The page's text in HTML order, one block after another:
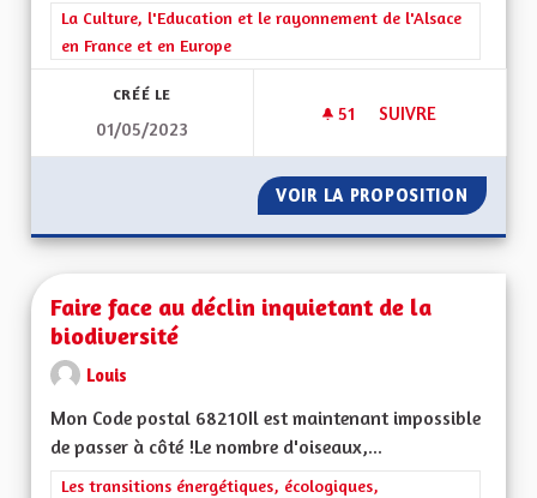
Filtrer les résultats de la catégorie : La Culture, l'Education et
La Culture, l'Education et le rayonnement de l'Alsace
en France et en Europe
CRÉÉ LE
01/05/2023
51 51 ABONNÉS
SUIVRE
VOIR LA PROPOSITION FAIRE
Faire face au déclin inquietant de la
biodiversité
Louis
Mon Code postal 68210Il est maintenant impossible
de passer à côté !Le nombre d'oiseaux,...
Filtrer les résultats de la catégorie : Les transitions
Les transitions énergétiques, écologiques,